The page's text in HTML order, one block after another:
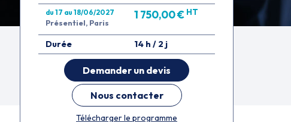
du 17 au 18/06/2027
Présentiel, Paris
1 750,00 € HT
Durée 14 h / 2 j
Demander un devis
Nous contacter
Télécharger le programme